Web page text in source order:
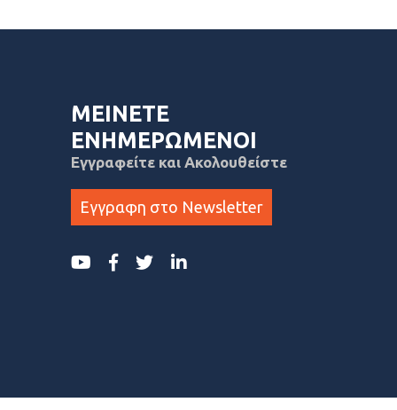
ΜΕΙΝΕΤΕ
ΕΝΗΜΕΡΩΜΕΝΟΙ
Εγγραφείτε και Ακολουθείστε
Εγγραφη στο Newsletter